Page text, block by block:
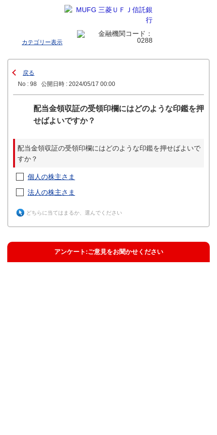
カテゴリー表示
戻る
No : 98
公開日時 : 2024/05/17 00:00
配当金領収証の受領印欄にはどのような印鑑を押
せばよいですか？
配当金領収証の受領印欄にはどのような印鑑を押せばよいで
すか？
個人の株主さま
法人の株主さま
どちらに当てはまるか、選んでください
アンケート:ご意見をお聞かせください